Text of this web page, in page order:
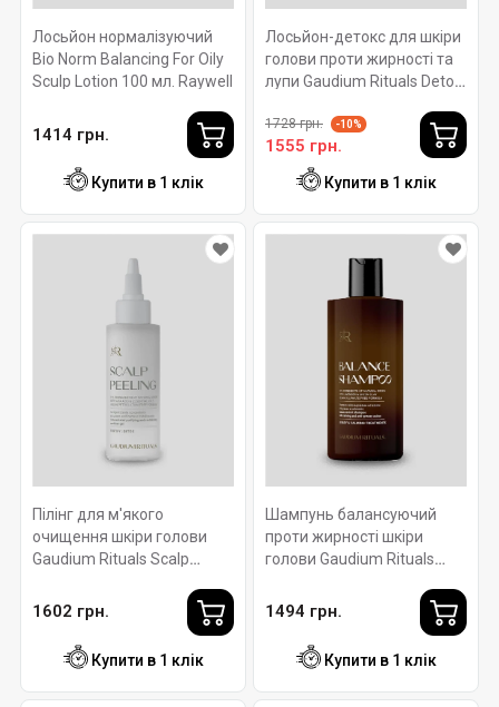
Лосьйон нормалізуючий
Bio Norm Balancing For Oily
Sculp Lotion 100 мл. Raywell
1414 грн.
Купити в 1 клік
Лосьйон-детокс для шкіри
голови проти жирності та
лупи Gaudium Rituals Detox
1728 грн. -10%
1555 грн.
Купити в 1 клік
Пілінг для м'якого
очищення шкіри голови
Gaudium Rituals Scalp
1602 грн.
Купити в 1 клік
Шампунь балансуючий
проти жирності шкіри
голови Gaudium Rituals
ROVERHAIR 250 мл
1494 грн.
Купити в 1 клік